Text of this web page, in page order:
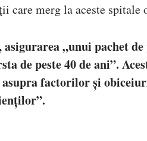
care merg la aceste spitale
„unui pachet de
de peste 40 de ani”.
factorilor și